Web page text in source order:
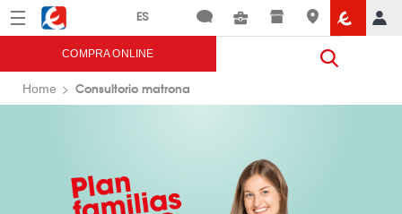
Menú Eroski
COMPRA ONLINE
Home Consultorio matrona